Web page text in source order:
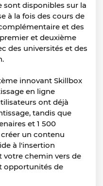
disponibles sur la
à la fois des cours de
et des
et deuxième
des universités et des
innovant Skillbox
en ligne
ont déjà
tandis que
et 1 500
un contenu
à l'insertion
votre chemin vers de
opportunités de